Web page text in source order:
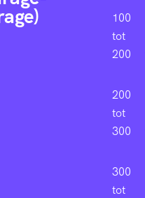
100
tot
200
200
tot
300
300
tot